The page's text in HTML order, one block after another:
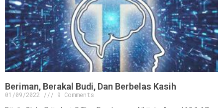
Beriman, Berakal Budi, Dan Berbelas Kasih
01/09/2022
9 Comments